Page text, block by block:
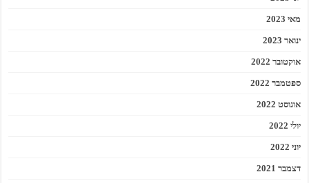
מאי 2023
ינואר 2023
אוקטובר 2022
ספטמבר 2022
אוגוסט 2022
יולי 2022
יוני 2022
דצמבר 2021